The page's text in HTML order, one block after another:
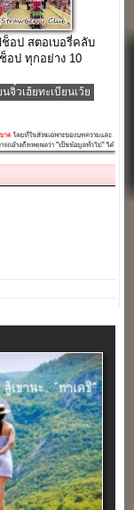
อป สตอเบอรี่คลับ
อป ทุกอย่าง 10
จิ๋วเฮ้ยทะเบียนเว้ย